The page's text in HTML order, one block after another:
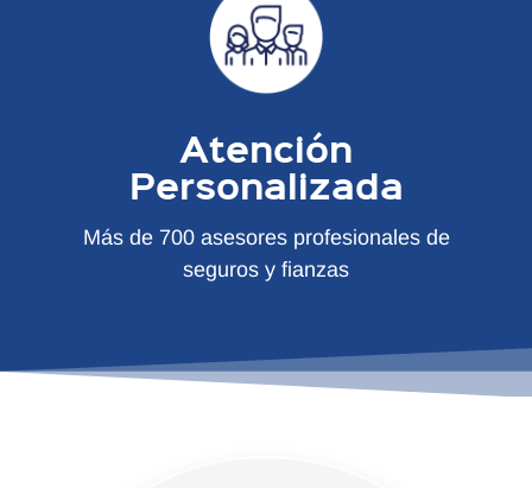
Atención
Personalizada
Más de 700 asesores profesionales de
seguros y fianzas